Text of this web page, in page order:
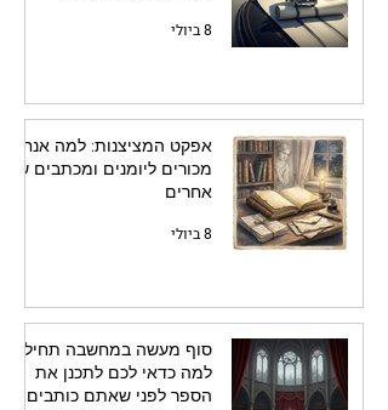
8 ביולי
אפקט המציצנות: למה אנחנו
מכורים ליומנים ומכתבים של
אחרים
8 ביולי
סוף מעשה במחשבה תחילה:
למה כדאי לכם לתכנן את
הספר לפני שאתם כותבים